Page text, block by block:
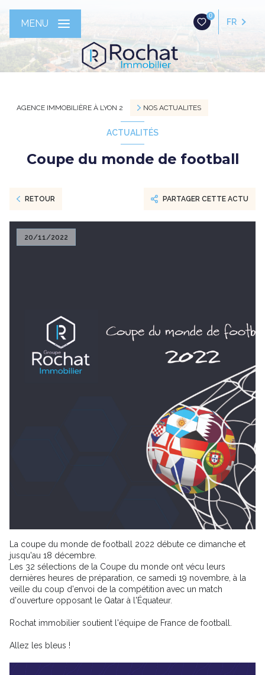
0
FR
MENU
AGENCE IMMOBILIÈRE À LYON 2 NOS ACTUALITES
ACTUALITÉS
Coupe du monde de football
RETOUR PARTAGER CETTE ACTU
20/11/2022
La coupe du monde de football 2022 débute ce dimanche et
jusqu'au 18 décembre.
Les 32 sélections de la Coupe du monde ont vécu leurs
dernières heures de préparation, ce samedi 19 novembre, à la
veille du coup d'envoi de la compétition avec un match
d'ouverture opposant le Qatar à l'Équateur.
Rochat immobilier soutient l'équipe de France de football.
Allez les bleus !